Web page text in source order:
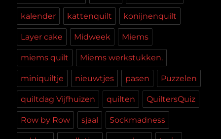
kalender kattenquilt konijnenquilt
Layer cake Midweek Miems
miems quilt Miems werkstukken.
miniquiltje nieuwtjes pasen Puzzelen
quiltdag Vijfhuizen quilten QuiltersQuiz
Row by Row sjaal Sockmadness